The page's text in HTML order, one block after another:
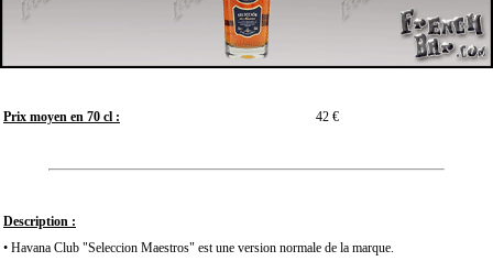
Prix moyen en 70 cl : 42 €
Description :
• Havana Club "Seleccion Maestros" est une version normale de la marque.